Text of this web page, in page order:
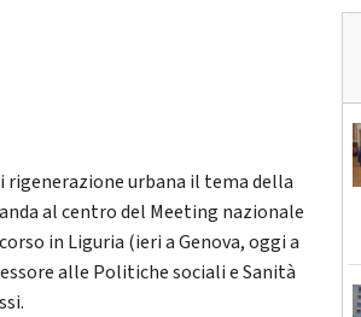
rigenerazione urbana il tema della
al centro del Meeting nazionale
in Liguria (ieri a Genova, oggi a
alle Politiche sociali e Sanità